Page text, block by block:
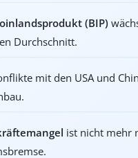
(BIP)
Durchschnitt.
mit den USA und
ist nicht mehr